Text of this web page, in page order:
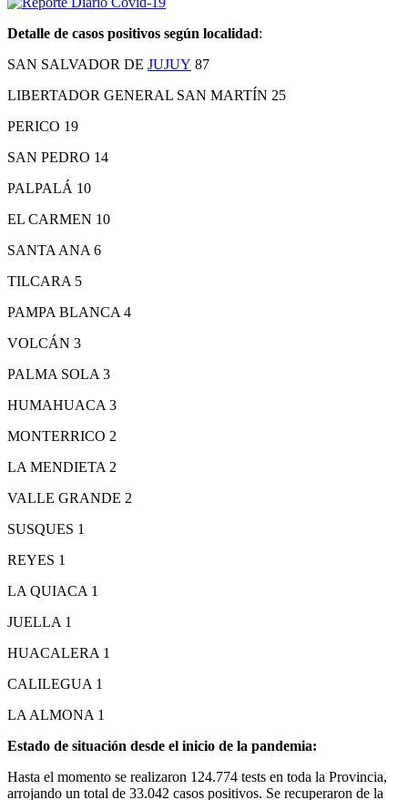
Detalle de casos positivos según localidad:
SAN SALVADOR DE JUJUY 87
LIBERTADOR GENERAL SAN MARTÍN 25
PERICO 19
SAN PEDRO 14
PALPALÁ 10
EL CARMEN 10
SANTA ANA 6
TILCARA 5
PAMPA BLANCA 4
VOLCÁN 3
PALMA SOLA 3
HUMAHUACA 3
MONTERRICO 2
LA MENDIETA 2
VALLE GRANDE 2
SUSQUES 1
REYES 1
LA QUIACA 1
JUELLA 1
HUACALERA 1
CALILEGUA 1
LA ALMONA 1
Estado de situación desde el inicio de la pandemia:
Hasta el momento se realizaron 124.774 tests en toda la Provincia,
arrojando un total de 33.042 casos positivos. Se recuperaron de la